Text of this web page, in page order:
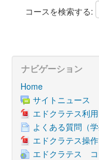
コースを検索する:
ナビゲーション
Home
サイトニュース
エドクラテス利
よくある質問（学
エドクラテス操
エドクラテス コ